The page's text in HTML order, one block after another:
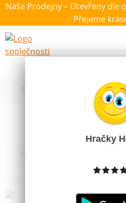
Naše Prodejny – Otevřeny dle
Přejeme
Filtrovat dle dostupnosti,
Podle názvu od A do Z
MFP
Hračky